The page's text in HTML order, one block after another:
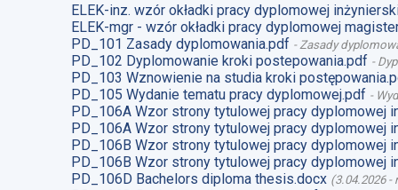
ELEK-inz. wzór okładki pracy dyplomowej
ELEK-mgr - wzór okładki pracy dyplomowej
PD_101 Zasady dyplomowania.pdf - Zasady
PD_102 Dyplomowanie kroki postepowania.pdf -
PD_103 Wznowienie na studia kroki
PD_105 Wydanie tematu pracy dyplomowej.pdf -
PD_106A Wzor strony tytulowej pracy dyplomowej
PD_106A Wzor strony tytulowej pracy dyplomowej
PD_106B Wzor strony tytulowej pracy dyplomowej
PD_106B Wzor strony tytulowej pracy dyplomowej
PD_106D Bachelors diploma thesis.docx (3.04.2026-